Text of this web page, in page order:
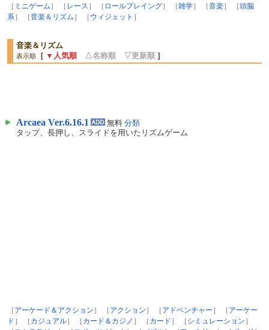
［ ミニゲーム ］ ［ レース ］ ［ ロールプレイング］ ［雑学］ ［音楽］ ［頭脳
系］ ［音楽＆リズム ］ ［ ウィジェット ］
音楽＆リズム
表示順 ［ ▼人気順 △名称順 ▽更新順 ］
Arcaea Ver.6.16.1 無料 分類
タップ、長押し、スライドを用いたリズムゲーム
［ アーケード＆アクション ］ ［ アクション ］ ［ アドベンチャー ］ ［ アーケー
ド ］ ［ カジュアル］ ［ カード＆カジノ ］ ［ カード ］ ［ シミュレーション ］